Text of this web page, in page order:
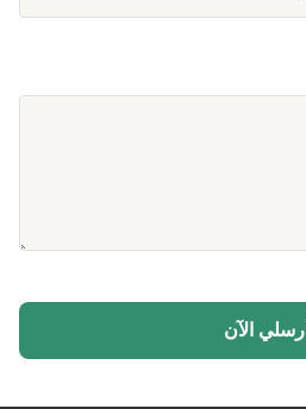
أرسلي الآن